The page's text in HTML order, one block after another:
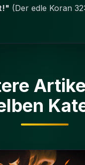
(Der edle Koran